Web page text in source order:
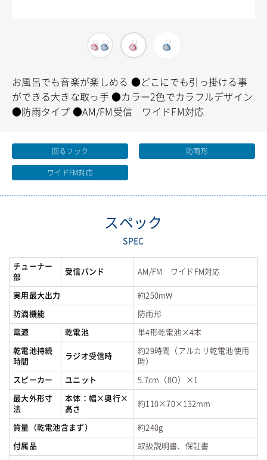
お風呂でも音楽が楽しめる ●どこにでも引っ掛ける事
ができる大きな取っ手●カラー2色でカラフルデザイン
●防雨タイプ ●AM/FM受信 ワイドFM対応
回るフック 防雨形
ワイドFM対応
スペック
SPEC
チューナー
部
受信バンド AM/FM ワイドFM対応
実用最大出力 約250mW
防滴機能 防雨形
電源 乾電池 単4形乾電池×4本
乾電池持続
時間
ラジオ受信時
約29時間（アルカリ乾電池使用
時）
スピーカー ユニット 5.7cm（8Ω）×1
最大外形寸
法
本体：幅×奥行×
高さ
約110×70×132mm
質量（乾電池含まず） 約240g
付属品 取扱説明書、保証書